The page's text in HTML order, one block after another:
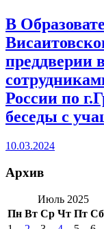
В
преддверии
России по
беседы с
10.03.2024
Архив
Июль 2025
Пн Вт Ср Чт Пт Сб